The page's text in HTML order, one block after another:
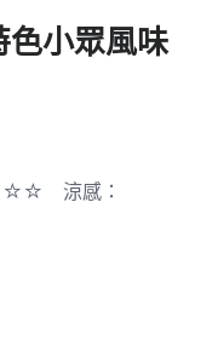
色小眾風味
涼感：